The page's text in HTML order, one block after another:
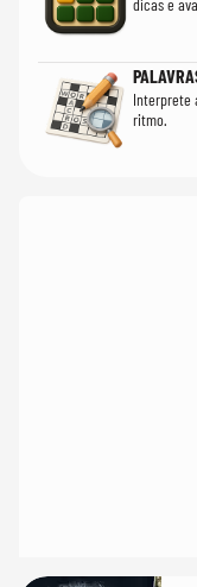
dicas e
Interprete
ritmo.